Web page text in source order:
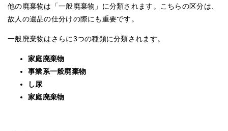
他の廃棄物は「一般廃棄物」に分類されます。こちらの区分は、
故人の遺品の仕分けの際にも重要です。
一般廃棄物はさらに3つの種類に分類されます。
家庭廃棄物
事業系一般廃棄物
し尿
家庭廃棄物